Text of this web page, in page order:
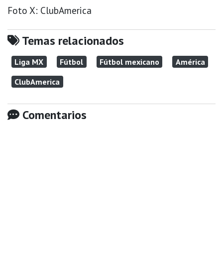
Foto X: ClubAmerica
Temas relacionados
Liga MX Fútbol Fútbol mexicano
América
ClubAmerica
Comentarios